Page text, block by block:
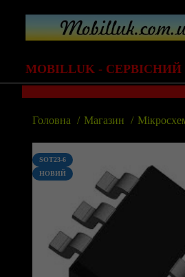
MOBILLUK -
Головна Магазин
SOT23-6
НОВИЙ